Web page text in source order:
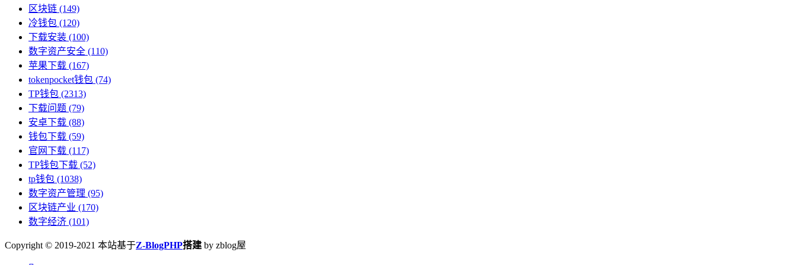
区块链 (149)
冷钱包 (120)
下载安装 (100)
数字资产安全 (110)
苹果下载 (167)
tokenpocket钱包 (74)
TP钱包 (2313)
下载问题 (79)
安卓下载 (88)
钱包下载 (59)
官网下载 (117)
TP钱包下载 (52)
tp钱包 (1038)
数字资产管理 (95)
区块链产业 (170)
数字经济 (101)
Copyright © 2019-2021 本站基于Z-BlogPHP搭建 by zblog屋